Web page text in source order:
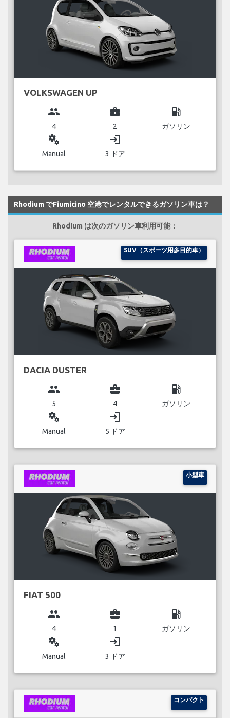
VOLKSWAGEN UP
group
4
business_center
2
local_gas_station
ガソリン
miscellaneous_services
Manual
login
3 ドア
Rhodium でFiumicino 空港でレンタルできるガソリン車は？
Rhodium は次のガソリン車利用可能：
SUV（スポーツ用多目的車）
DACIA DUSTER
group
5
business_center
4
local_gas_station
ガソリン
miscellaneous_services
Manual
login
5 ドア
小型車
FIAT 500
group
4
business_center
1
local_gas_station
ガソリン
miscellaneous_services
Manual
login
3 ドア
コンパクト